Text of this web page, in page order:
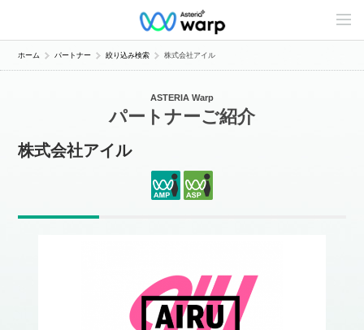
C
n
e
ホーム パートナー 絞り込み検索 株式会社アイル
ASTERIA Warp
パートナーご紹介
株式会社アイル